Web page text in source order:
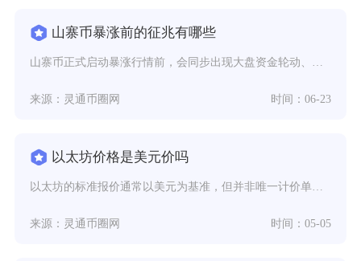
山寨币暴涨前的征兆有哪些
来源：灵通币圈网 时间：06-23
以太坊价格是美元价吗
来源：灵通币圈网 时间：05-05